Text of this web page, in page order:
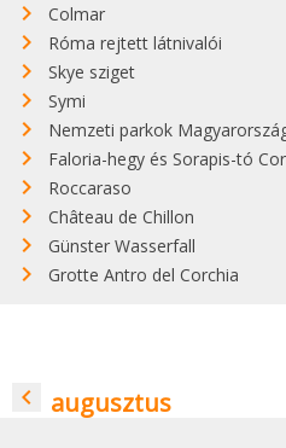
Colmar
Róma rejtett látnivalói
Skye sziget
Symi
Nemzeti parkok
Faloria-hegy és Sorapis-tó
Roccaraso
Château de Chillon
Günster Wasserfall
Grotte Antro del Corchia
navigate_before augusztus